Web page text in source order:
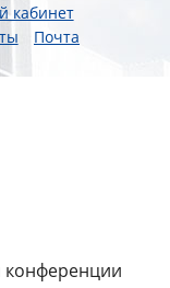
кабинет
Почта